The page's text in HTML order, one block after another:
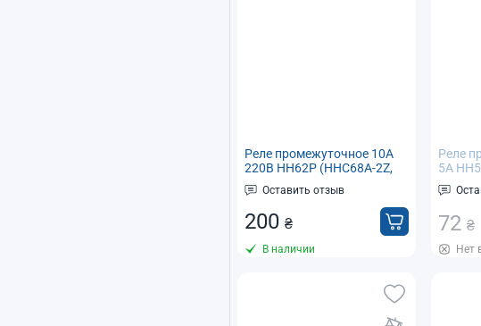
Реле промежуточное 10А
220В HH62P (HHC68A-2Z,
LY2NJ) с контактной
площадкой PTF08A
Оставить отзыв
200 ₴
В наличии
Реле
5А
72₴
Нет